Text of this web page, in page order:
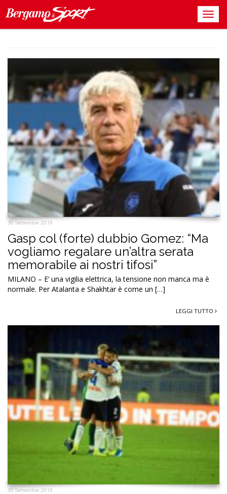
30 Settembre 2019
Gasp col (forte) dubbio Gomez: “Ma
vogliamo regalare un’altra serata
memorabile ai nostri tifosi”
MILANO – E’ una vigilia elettrica, la tensione non manca ma è
normale. Per Atalanta e Shakhtar è come un […]
LEGGI TUTTO
30 Settembre 2019